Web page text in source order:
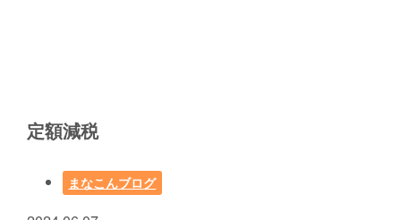
定額減税
まなこんブログ